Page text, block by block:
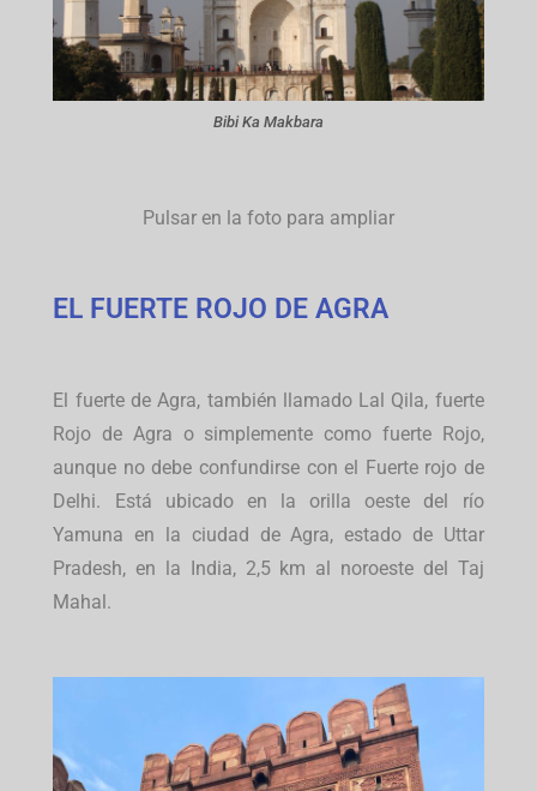
Bibi Ka Makbara
Pulsar en la foto para ampliar
EL FUERTE ROJO DE AGRA
El fuerte de Agra, también llamado Lal Qila, fuerte
Rojo de Agra o simplemente como fuerte Rojo,
aunque no debe confundirse con el Fuerte rojo de
Delhi. Está ubicado en la orilla oeste del río
Yamuna en la ciudad de Agra, estado de Uttar
Pradesh, en la India, 2,5 km al noroeste del Taj
Mahal.